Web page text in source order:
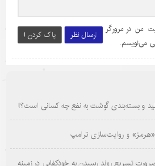
ارسال نظر پاک کردن !
من در مرورگر
می‌نویسم.
و بسته‌بندی گوشت به نفع چه کسانی است؟!
و روایت‌سازی ترامپ
تسریع روند رسیدن به خودکفایی در زمینه